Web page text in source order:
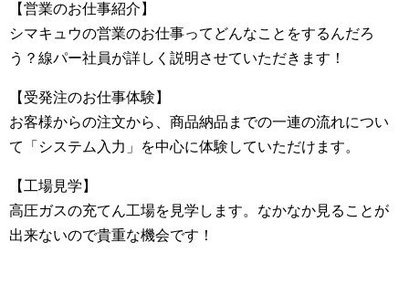
【営業のお仕事紹介】
シマキュウの営業のお仕事ってどんなことをするんだろ
う？線パー社員が詳しく説明させていただきます！
【受発注のお仕事体験】
お客様からの注文から、商品納品までの一連の流れについ
て「システム入力」を中心に体験していただけます。
【工場見学】
高圧ガスの充てん工場を見学します。なかなか見ることが
出来ないので貴重な機会です！